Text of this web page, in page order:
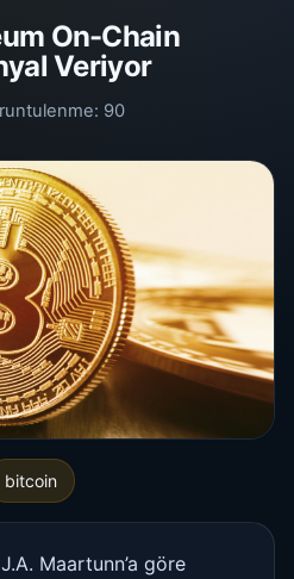
On-Chain
Veriyor
90
bitcoin
Maartunn’a göre